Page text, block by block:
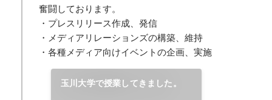
奮闘しております。
・プレスリリース作成、発信
・メディアリレーションズの構築、維持
・各種メディア向けイベントの企画、実施
玉川大学で授業してきました。